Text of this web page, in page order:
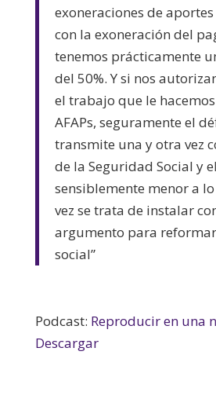
exoneraciones de
con la exoneración del
tenemos prácticamente
del 50%. Y si nos
el trabajo que le
AFAPs, seguramente el
transmite una y otra vez
de la Seguridad Social y el
sensiblemente menor a
vez se trata de instalar
argumento para
social”
Podcast: Reproducir en una
Descargar